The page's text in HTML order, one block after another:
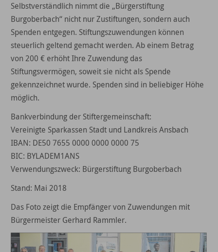
Selbstverständlich nimmt die „Bürgerstiftung
Burgoberbach“ nicht nur Zustiftungen, sondern auch
Spenden entgegen. Stiftungszuwendungen können
steuerlich geltend gemacht werden. Ab einem Betrag
von 200 € erhöht Ihre Zuwendung das
Stiftungsvermögen, soweit sie nicht als Spende
gekennzeichnet wurde. Spenden sind in beliebiger Höhe
möglich.
Bankverbindung der Stiftergemeinschaft:
Vereinigte Sparkassen Stadt und Landkreis Ansbach
IBAN: DE50 7655 0000 0000 0000 75
BIC: BYLADEM1ANS
Verwendungszweck: Bürgerstiftung Burgoberbach
Stand: Mai 2018
Das Foto zeigt die Empfänger von Zuwendungen mit
Bürgermeister Gerhard Rammler.